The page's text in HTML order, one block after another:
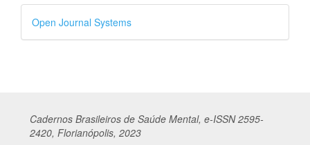
Desenvolvido
por
Open Journal Systems
Cadernos Brasileiros de Saúde Mental, e-ISSN 2595-
2420, Florianópolis, 2023